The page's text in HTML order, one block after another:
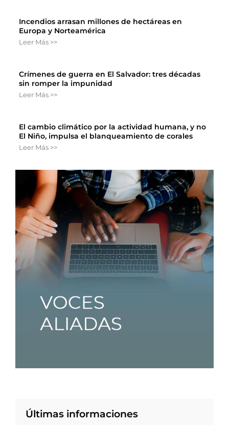
Incendios arrasan millones de hectáreas en
Europa y Norteamérica
Leer Más >>
Crímenes de guerra en El Salvador: tres décadas
sin romper la impunidad
Leer Más >>
El cambio climático por la actividad humana, y no
El Niño, impulsa el blanqueamiento de corales
Leer Más >>
Últimas informaciones